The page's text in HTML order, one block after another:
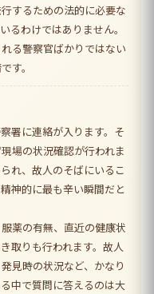
行するための法的に必要な
るわけではありません。
る警察官ばかりではない
す。
署に連絡が入ります。そ
場の状況確認が行われま
れ、故人のそばにいるこ
神的に最も辛い瞬間だと
薬の有無、直近の健康状
取りも行われます。故人
見時の状況など、かなり
中で質問に答えるのは大